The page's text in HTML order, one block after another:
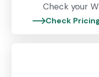
Check your
Check